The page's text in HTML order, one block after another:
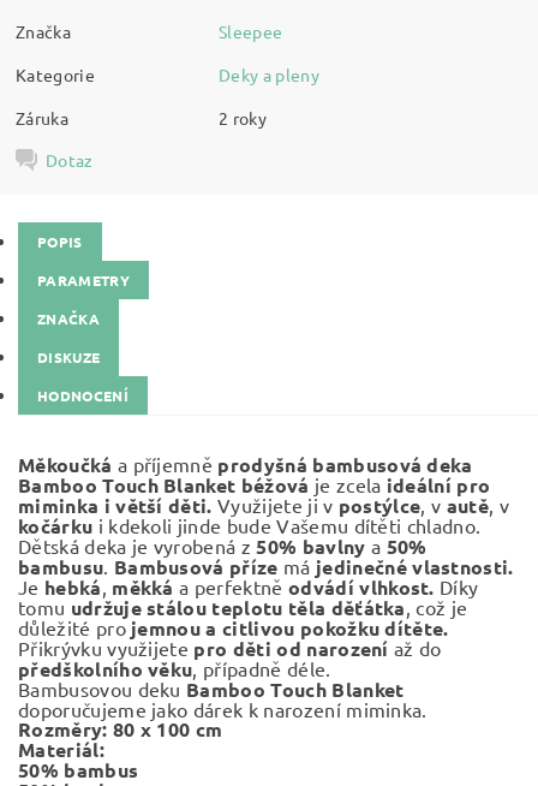
Značka
Sleepee
Kategorie
Deky a pleny
Záruka
2 roky
Dotaz
POPIS
PARAMETRY
ZNAČKA
DISKUZE
HODNOCENÍ
Měkoučká a příjemně prodyšná bambusová deka
Bamboo Touch Blanket béžová je zcela ideální pro
miminka i větší děti. Využijete ji v postýlce, v autě, v
kočárku i kdekoli jinde bude Vašemu dítěti chladno.
Dětská deka je vyrobená z50% bavlny a 50%
bambusu. Bambusová příze má jedinečné vlastnosti.
Je hebká, měkká a perfektně odvádí vlhkost. Díky
tomu udržuje stálou teplotu těla děťátka, což je
důležité pro jemnou a citlivou pokožku dítěte.
Přikrývku využijete pro děti od narození až do
předškolního věku, případně déle.
Bambusovou deku Bamboo Touch Blanket
doporučujeme jako dárek k narození miminka.
Rozměry: 80 x 100 cm
Materiál:
50% bambus